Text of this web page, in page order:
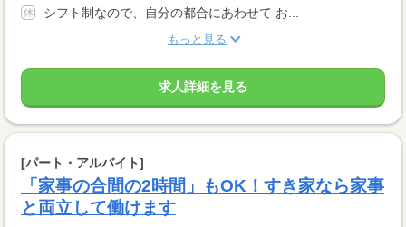
シフト制なので、自分の都合にあわせて お...
もっと見る
求人詳細を見る
[パート・アルバイト]
「家事の合間の2時間」もOK！すき家なら家事
と両立して働けます